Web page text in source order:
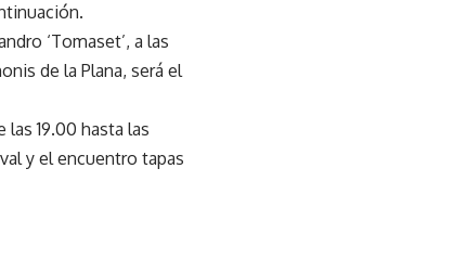
‘Tomaset’, a las
de la Plana, será el
las 19.00 hasta las
y el encuentro tapas